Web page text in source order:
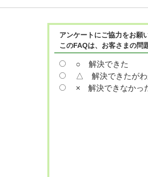
アンケートにご協力をお願
このFAQは、お客さまの問
○ 解決できた
△ 解決できたがわ
× 解決できなかっ